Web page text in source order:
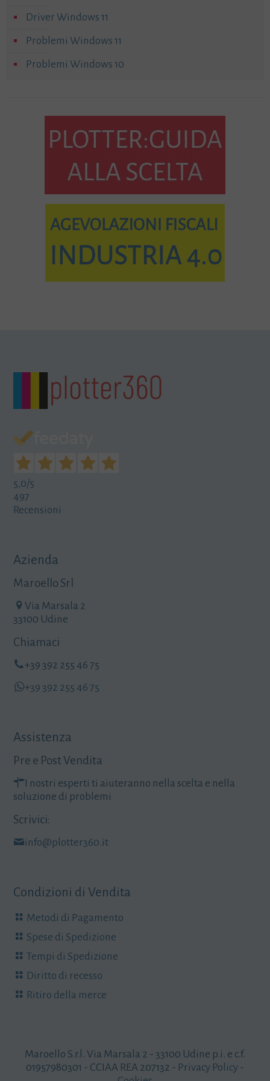
Driver Windows 11
Problemi Windows 11
Problemi Windows 10
5,0/5
497
Recensioni
Azienda
Maroello Srl
Via Marsala 2
33100 Udine
Chiamaci
+39 392 255 46 75
+39 392 255 46 75
Assistenza
Pre e Post Vendita
I nostri esperti ti aiuteranno nella scelta e nella
soluzione di problemi
Scrivici:
info@plotter360.it
Condizioni di Vendita
Metodi di Pagamento
Spese di Spedizione
Tempi di Spedizione
Diritto di recesso
Ritiro della merce
Maroello S.r.l. Via Marsala 2 - 33100 Udine p.i. e c.f.
01957980301 - CCIAA REA 207132 - Privacy Policy -